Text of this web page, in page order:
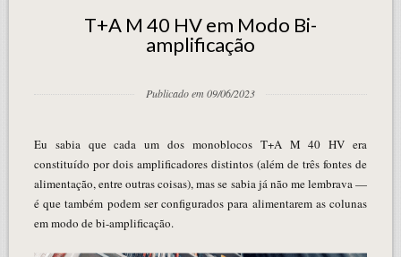
T+A M 40 HV em Modo Bi-
amplificação
Publicado em 09/06/2023
Eu sabia que cada um dos monoblocos T+A M 40 HV era
constituído por dois amplificadores distintos (além de três fontes de
alimentação, entre outras coisas), mas se sabia já não me lembrava —
é que também podem ser configurados para alimentarem as colunas
em modo de bi-amplificação.